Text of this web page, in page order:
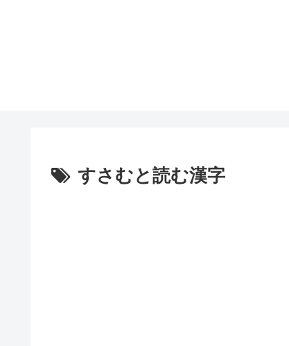
すさむと読む漢字